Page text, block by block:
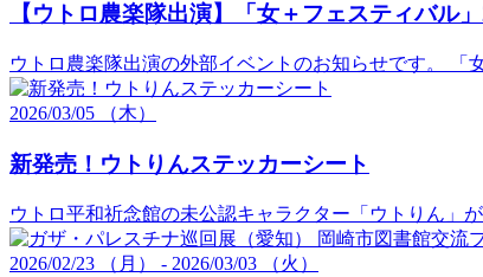
【ウトロ農楽隊出演】「女＋フェスティバル
ウトロ農楽隊出演の外部イベントのお知らせです。
2026/03/05 （木）
新発売！ウトりんステッカーシート
ウトロ平和祈念館の未公認キャラクター「ウトりん」
2026/02/23 （月） - 2026/03/03 （火）